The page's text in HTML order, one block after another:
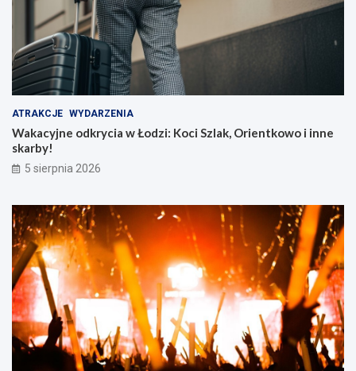
ATRAKCJE WYDARZENIA
Wakacyjne odkrycia w Łodzi: Koci Szlak, Orientkowo i inne
skarby!
5 sierpnia 2026